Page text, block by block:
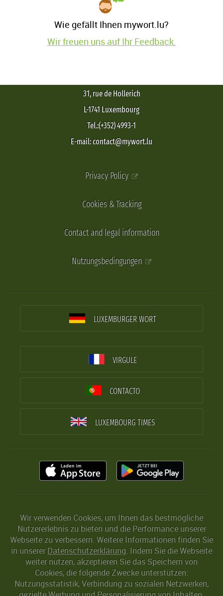
Wie gefällt Ihnen mywort.lu?
Wir freuen uns auf Ihr Feedback.
31, rue de Hollerich
L-1741 Luxembourg
Tel.:(+352) 4993-1
E-mail: contact@mywort.lu
Privacy Policy
Cookies & Tracking
Contact and legal information
Nutzungsbedingungen
LUXEMBURGER WORT
VIRGULE
CONTACTO
LUXEMBOURG TIMES
Wir verwenden Cookies, um Ihnen das bestmögliche
Nutzererlebnis zu bieten und die Performance unserer
Webseite zu verbessern. Weitere Informationen finden Sie
in unserer Datenschutzerklärung. Indem Sie die Webseite
weiter nutzen, akzeptieren Sie das Speichern von
Cookies, die folgende Zwecke unterstützen:
Nutzungsstatistik, Verbindung zu sozialen Netzwerken,